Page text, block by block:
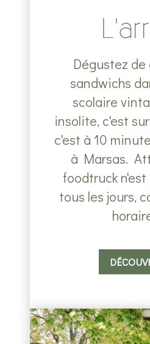
Dégustez
sandwichs
scolaire
insolite, c'est
c'est à 10
à Marsas.
foodtruck
tous les jours,